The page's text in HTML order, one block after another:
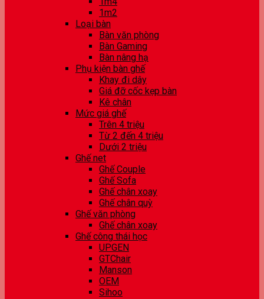
1m2
Loại bàn
Bàn văn phòng
Bàn Gaming
Bàn nâng hạ
Phụ kiện bàn ghế
Khay đi dây
Giá đỡ cốc kẹp bàn
Kê chân
Mức giá ghế
Trên 4 triệu
Từ 2 đến 4 triệu
Dưới 2 triệu
Ghế net
Ghế Couple
Ghế Sofa
Ghế chân xoay
Ghế chân quỳ
Ghế văn phòng
Ghế chân xoay
Ghế công thái học
UPGEN
GTChair
Manson
OEM
Sihoo